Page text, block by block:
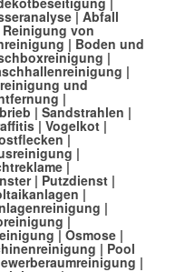
|Abfall
Reinigung von
| Boden und
|
|
und
|
| Sandstrahlen |
| Vogelkot|
|
|
|
| Putzdienst|
|
|
|
|Osmose|
| Pool
|